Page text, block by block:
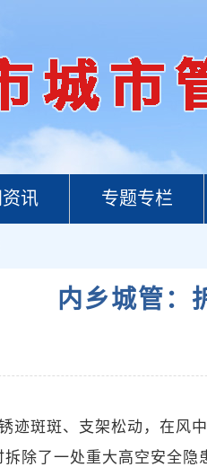
讯 专题专栏
内乡城管：
迹斑斑、支架松动，在风
拆除了一处重大高空安全